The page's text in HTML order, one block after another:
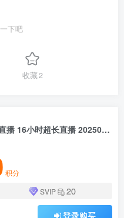
下吧
收藏2
艾莉-ELI-(엘리) eli05021212 个人直播 16小时超长直播 20250406 [3V/17.6G]
积分
SVIP 20
登录购买